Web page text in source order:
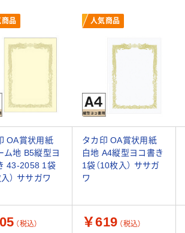
商品 人気商品
OA賞状用紙
ム地 B5縦型ヨ
43-2058 1袋
入） ササガワ
タカ印 OA賞状用紙
白地 A4縦型ヨコ書き
1袋（10枚入） ササガ
ワ
（税込） ￥619 （税込）